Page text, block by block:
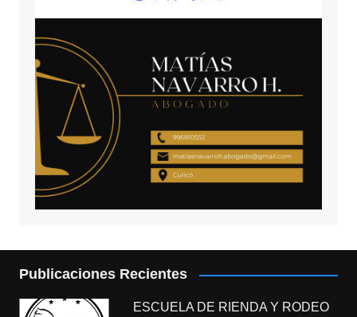
Publicaciones Recientes
ESCUELA DE RIENDA Y RODEO